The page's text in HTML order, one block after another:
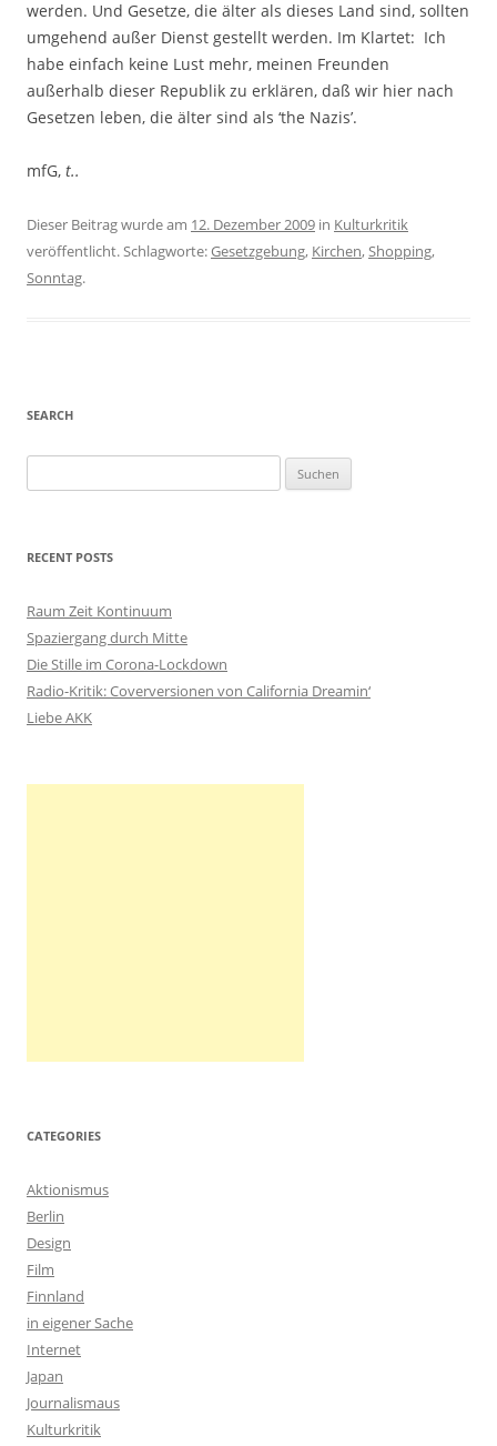
werden. Und Gesetze, die älter als dieses Land sind, sollten
umgehend außer Dienst gestellt werden. Im Klartet: Ich
habe einfach keine Lust mehr, meinen Freunden
außerhalb dieser Republik zu erklären, daß wir hier nach
Gesetzen leben, die älter sind als ‘the Nazis’.
mfG, t..
Dieser Beitrag wurde am 12. Dezember 2009 in Kulturkritik
veröffentlicht. Schlagworte:Gesetzgebung, Kirchen,Shopping,
Sonntag.
SEARCH
u
h
n
n
a
c
h
RECENT POSTS
Raum Zeit Kontinuum
Spaziergang durch Mitte
Die Stille im Corona-Lockdown
Radio-Kritik: Coverversionen von California Dreamin‘
Liebe AKK
CATEGORIES
Aktionismus
Berlin
Design
Film
Finnland
in eigener Sache
Internet
Japan
Journalismaus
Kulturkritik